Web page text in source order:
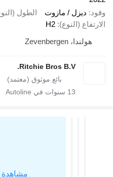
ديزل / مازوت الطول (النوع) L4
(النوع) H2
هولندا، Zevenbergen
Ritchie Bros B.V.
سنوات في Autoline